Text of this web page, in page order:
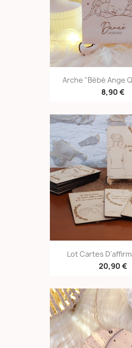
Arche "Bébé Ange
8,90 €
Lot Cartes
20,90 €